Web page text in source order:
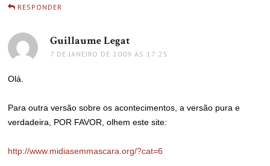
RESPONDER
Guillaume Legat
7 DE JANEIRO DE 2009 ÀS 17:25
Olá.
Para outra versão sobre os acontecimentos, a versão pura e
verdadeira, POR FAVOR, olhem este site:
http://www.midiasemmascara.org/?cat=6